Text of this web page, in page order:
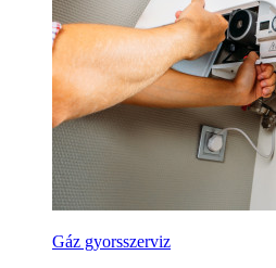
Gáz gyorsszerviz